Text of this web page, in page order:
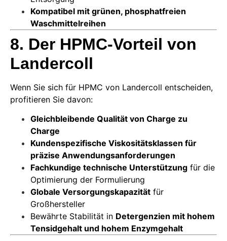
Kompatibel mit grünen, phosphatfreien
Waschmittelreihen
8. Der HPMC-Vorteil von
Landercoll
Wenn Sie sich für HPMC von Landercoll entscheiden,
profitieren Sie davon:
Gleichbleibende Qualität von Charge zu
Charge
Kundenspezifische Viskositätsklassen für
präzise Anwendungsanforderungen
Fachkundige technische Unterstützung für die
Optimierung der Formulierung
Globale Versorgungskapazität für
Großhersteller
Bewährte Stabilität in Detergenzien mit hohem
Tensidgehalt und hohem Enzymgehalt